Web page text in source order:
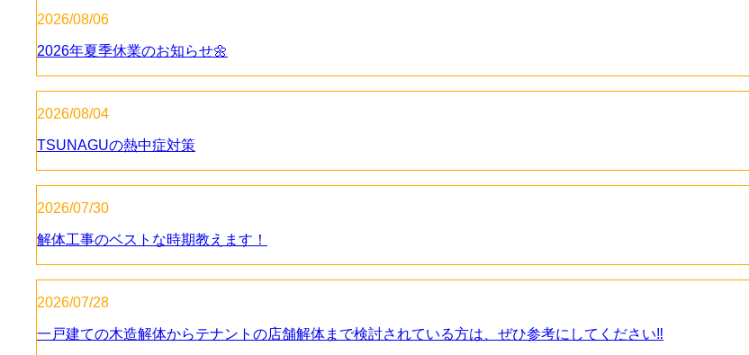
2026/08/06
2026年夏季休業のお知らせ🌼
2026/08/04
TSUNAGUの熱中症対策
2026/07/30
解体工事のベストな時期教えます！
2026/07/28
一戸建ての木造解体からテナントの店舗解体まで検討されている方は、ぜひ参考にしてください‼️